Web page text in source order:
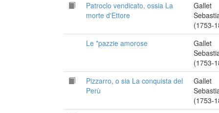
Patroclo vendicato, ossia La
morte d'Ettore
Gallet
(1753-
Le *pazzie amorose
Gallet
(1753-
Pizzarro, o sia La conquista del
Perù
Gallet
(1753-